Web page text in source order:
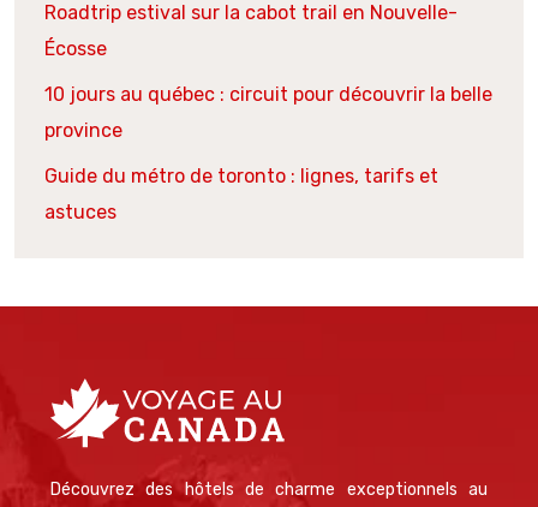
Roadtrip estival sur la cabot trail en Nouvelle-
Écosse
10 jours au québec : circuit pour découvrir la belle
province
Guide du métro de toronto : lignes, tarifs et
astuces
Découvrez des hôtels de charme exceptionnels au